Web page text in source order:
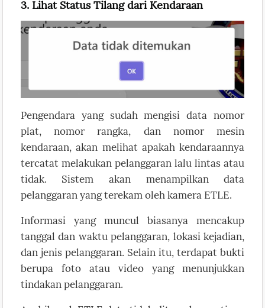
3. Lihat Status Tilang dari Kendaraan
Pengendara yang sudah mengisi data nomor
plat, nomor rangka, dan nomor mesin
kendaraan, akan melihat apakah kendaraannya
tercatat melakukan pelanggaran lalu lintas atau
tidak. Sistem akan menampilkan data
pelanggaran yang terekam oleh kamera ETLE.
Informasi yang muncul biasanya mencakup
tanggal dan waktu pelanggaran, lokasi kejadian,
dan jenis pelanggaran. Selain itu, terdapat bukti
berupa foto atau video yang menunjukkan
tindakan pelanggaran.